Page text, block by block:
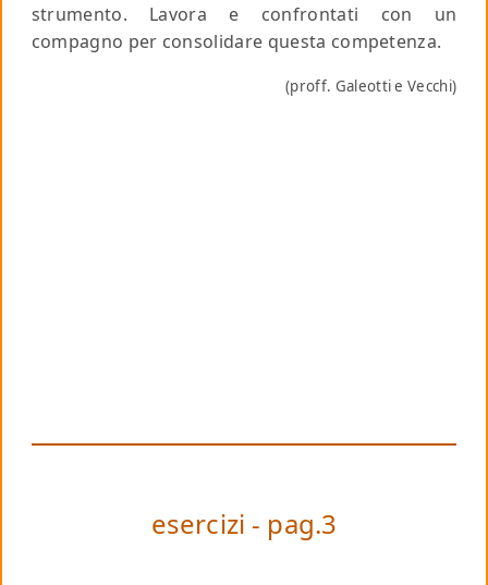
strumento. Lavora e confrontati con un
compagno per consolidare questa competenza.
(proff. Galeotti e Vecchi)
esercizi - pag.3